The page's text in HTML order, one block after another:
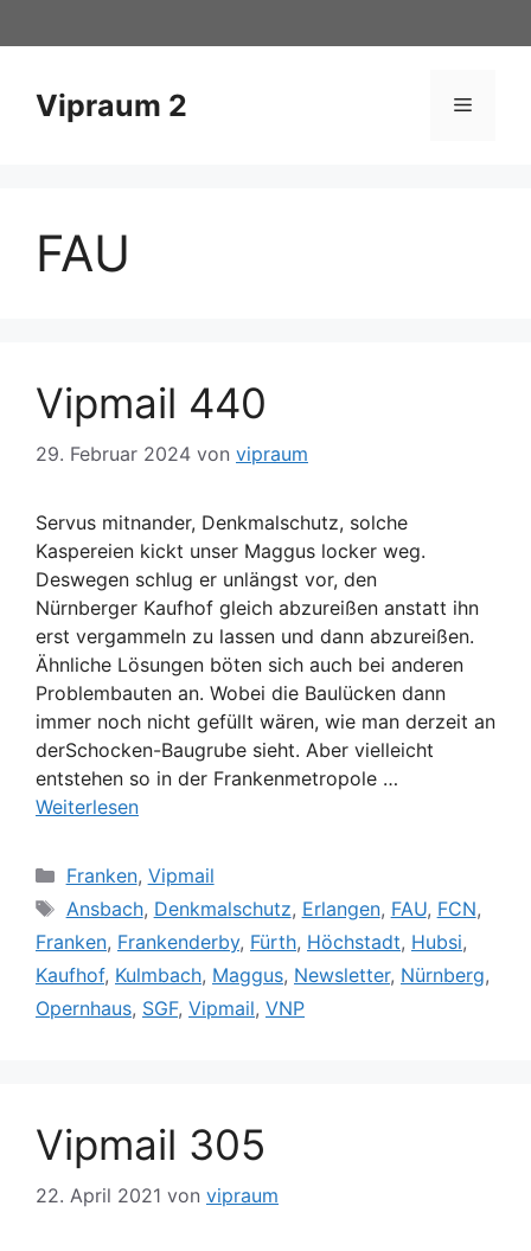
Inhalt
Vipraum 2 Menü
FAU
Vipmail 440
29. Februar 2024 von vipraum
Servus mitnander, Denkmalschutz, solche
Kaspereien kickt unser Maggus locker weg.
Deswegen schlug er unlängst vor, den
Nürnberger Kaufhof gleich abzureißen anstatt ihn
erst vergammeln zu lassen und dann abzureißen.
Ähnliche Lösungen böten sich auch bei anderen
Problembauten an. Wobei die Baulücken dann
immer noch nicht gefüllt wären, wie man derzeit an
derSchocken-Baugrube sieht. Aber vielleicht
entstehen so in der Frankenmetropole …
Weiterlesen
Kategorien
Franken, Vipmail
Schlagwörter
Ansbach, Denkmalschutz, Erlangen, FAU, FCN,
Franken, Frankenderby, Fürth, Höchstadt, Hubsi,
Kaufhof, Kulmbach, Maggus, Newsletter, Nürnberg,
Opernhaus, SGF, Vipmail, VNP
Vipmail 305
22. April 2021 von vipraum